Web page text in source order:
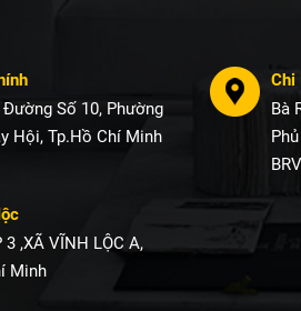
Số 10, Phường
Hội, Tp.Hồ Chí Minh
Chi
Bà
3 ,XÃ VĨNH LỘC A,
Minh